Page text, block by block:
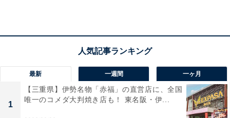
宿泊者からは「この価格帯では過去最高でした」「つる
つるで気持ちの良い温泉」という声があがっています。
温泉めぐりを楽しみたい人や、家族みんなでレジャーを
満喫したい人におすすめの宿です。
最新 一週間 一ヶ月
1
【三重県】伊勢名物「赤福」の直営店に、全国
唯一のコメダ大判焼き店も！ 東名阪・伊...